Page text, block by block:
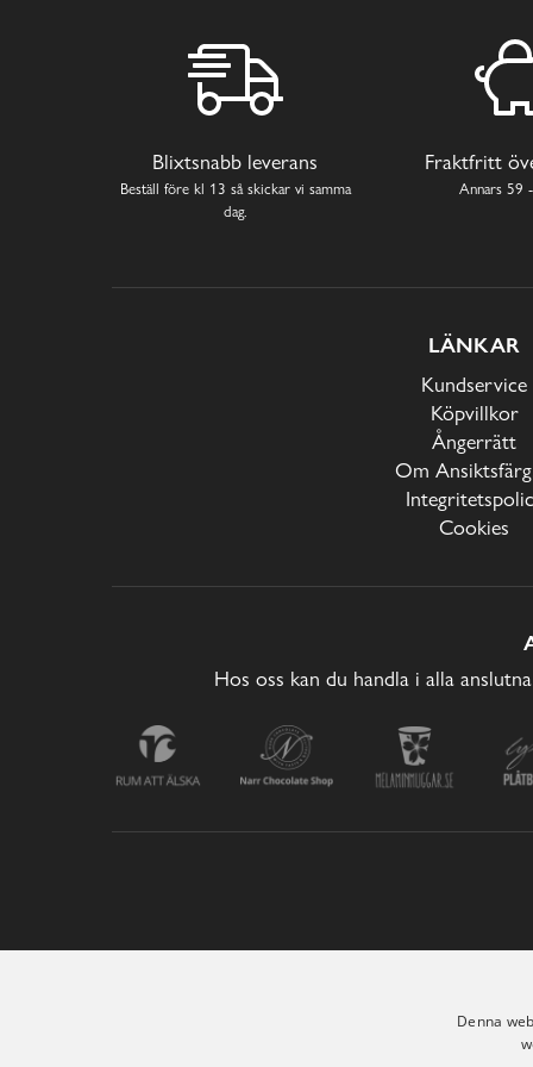
Blixtsnabb leverans
Beställ före kl 13 så skickar vi samma
dag.
Fraktfritt
Annars 59
LÄNKAR
Kundservice
Köpvillkor
Ångerrätt
Om
Cookies
Hos oss kan du handla i alla
Denna